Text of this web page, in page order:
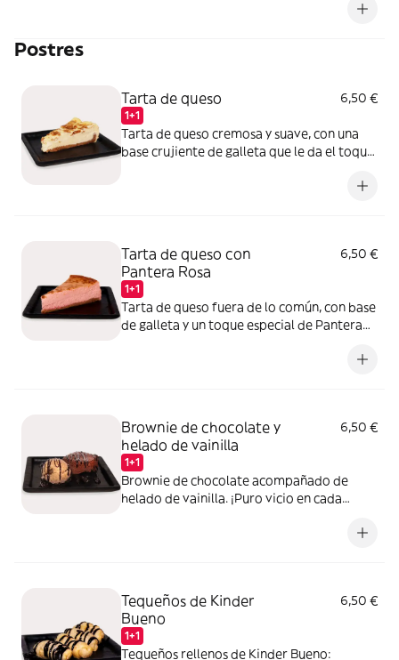
Postres
Tarta de queso
1+1
6,50 €
Tarta de queso cremosa y suave, con una
base crujiente de galleta que le da el toque
Tarta de queso con
Pantera Rosa
1+1
6,50 €
Tarta de queso fuera de lo común, con base
de galleta y un toque especial de Pantera
Brownie de chocolate y
helado de vainilla
1+1
6,50 €
Brownie de chocolate acompañado de
helado de vainilla. ¡Puro vicio en cada
Tequeños de Kinder
Bueno
1+1
6,50 €
Tequeños rellenos de Kinder Bueno: